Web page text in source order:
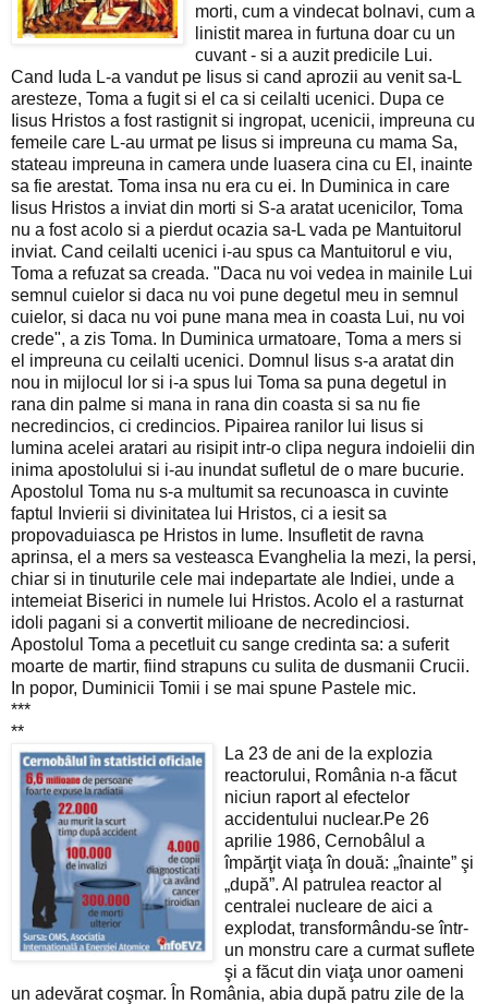
morti, cum a vindecat bolnavi, cum a
linistit marea in furtuna doar cu un
cuvant - si a auzit predicile Lui.
Cand Iuda L-a vandut pe Iisus si cand aprozii au venit sa-L
aresteze, Toma a fugit si el ca si ceilalti ucenici. Dupa ce
Iisus Hristos a fost rastignit si ingropat, ucenicii, impreuna cu
femeile care L-au urmat pe Iisus si impreuna cu mama Sa,
stateau impreuna in camera unde luasera cina cu El, inainte
sa fie arestat. Toma insa nu era cu ei. In Duminica in care
Iisus Hristos a inviat din morti si S-a aratat ucenicilor, Toma
nu a fost acolo si a pierdut ocazia sa-L vada pe Mantuitorul
inviat. Cand ceilalti ucenici i-au spus ca Mantuitorul e viu,
Toma a refuzat sa creada. "Daca nu voi vedea in mainile Lui
semnul cuielor si daca nu voi pune degetul meu in semnul
cuielor, si daca nu voi pune mana mea in coasta Lui, nu voi
crede", a zis Toma. In Duminica urmatoare, Toma a mers si
el impreuna cu ceilalti ucenici. Domnul Iisus s-a aratat din
nou in mijlocul lor si i-a spus lui Toma sa puna degetul in
rana din palme si mana in rana din coasta si sa nu fie
necredincios, ci credincios. Pipairea ranilor lui Iisus si
lumina acelei aratari au risipit intr-o clipa negura indoielii din
inima apostolului si i-au inundat sufletul de o mare bucurie.
Apostolul Toma nu s-a multumit sa recunoasca in cuvinte
faptul Invierii si divinitatea lui Hristos, ci a iesit sa
propovaduiasca pe Hristos in lume. Insufletit de ravna
aprinsa, el a mers sa vesteasca Evanghelia la mezi, la persi,
chiar si in tinuturile cele mai indepartate ale Indiei, unde a
intemeiat Biserici in numele lui Hristos. Acolo el a rasturnat
idoli pagani si a convertit milioane de necredinciosi.
Apostolul Toma a pecetluit cu sange credinta sa: a suferit
moarte de martir, fiind strapuns cu sulita de dusmanii Crucii.
In popor, Duminicii Tomii i se mai spune Pastele mic.
***
**
La 23 de ani de la explozia
reactorului, România n-a făcut
niciun raport al efectelor
accidentului nuclear.Pe 26
aprilie 1986, Cernobâlul a
împărţit viaţa în două: „înainte” şi
„după”. Al patrulea reactor al
centralei nucleare de aici a
explodat, transformându-se într-
un monstru care a curmat suflete
şi a făcut din viaţa unor oameni
un adevărat coşmar. În România, abia după patru zile de la